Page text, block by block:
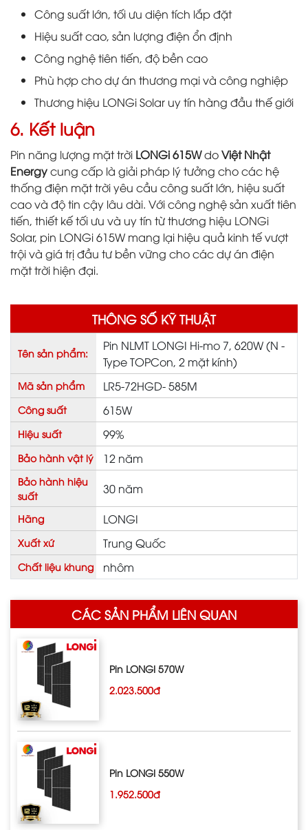
Công suất lớn, tối ưu diện tích lắp đặt
Hiệu suất cao, sản lượng điện ổn định
Công nghệ tiên tiến, độ bền cao
Phù hợp cho dự án thương mại và công nghiệp
Thương hiệu LONGi Solar uy tín hàng đầu thế giới
6. Kết luận
Pin năng lượng mặt trời LONGi 615WdoViệt Nhật
Energycung cấp là giải pháp lý tưởng cho các hệ
thống điện mặt trời yêu cầu công suất lớn, hiệu suất
cao và độ tin cậy lâu dài. Với công nghệ sản xuất tiên
tiến, thiết kế tối ưu và uy tín từ thương hiệu LONGi
Solar, pin LONGi 615W mang lại hiệu quả kinh tế vượt
trội và giá trị đầu tư bền vững cho các dự án điện
mặt trời hiện đại.
THÔNG SỐ KỸ THUẬT
Tên sản phẩm:
Pin NLMT LONGI Hi-mo 7, 620W (N -
Type TOPCon, 2 mặt kính)
Mã sản phẩm LR5-72HGD- 585M
Công suất 615W
Hiệu suất 99%
Bảo hành vật lý 12 năm
Bảo hành hiệu
suất
30 năm
Hãng LONGI
Xuất xứ Trung Quốc
Chất liệu khung nhôm
CÁC SẢN PHẨM LIÊN QUAN
Pin LONGI 570W
2.023.500đ
Pin LONGI 550W
1.952.500đ